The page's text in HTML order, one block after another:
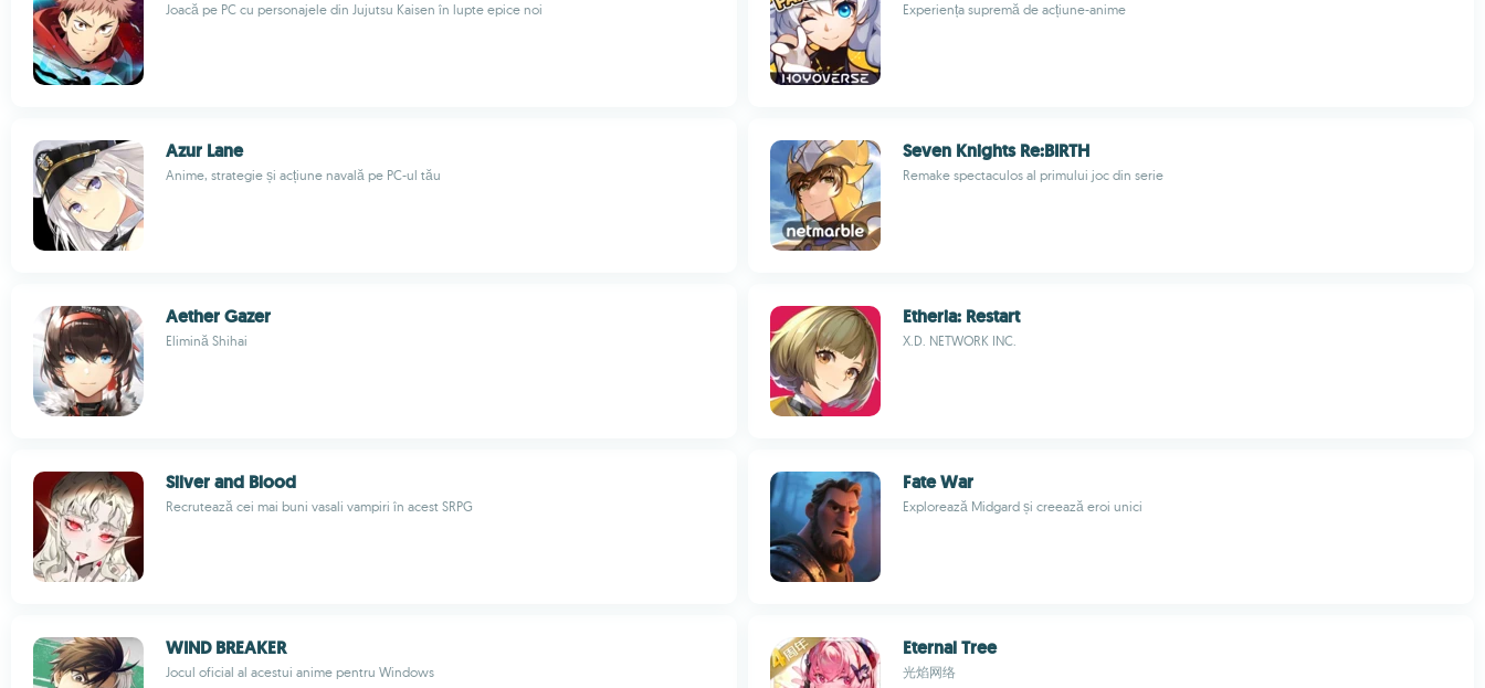
Joacă pe PC cu personajele din Jujutsu Kaisen în lupte epice noi Experiența supremă de acțiune-anime
Azur Lane
Anime, strategie și acțiune navală pe PC-ul tău
Seven Knights Re:BIRTH
Remake spectaculos al primului joc din serie
Aether Gazer
Elimină Shihai
Etheria: Restart
X.D. NETWORK INC.
Silver and Blood
Recrutează cei mai buni vasali vampiri în acest SRPG
Fate War
Explorează Midgard și creează eroi unici
WIND BREAKER
Jocul oficial al acestui anime pentru Windows
Eternal Tree
光焰网络